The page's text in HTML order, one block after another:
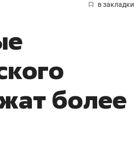
в закладки
более